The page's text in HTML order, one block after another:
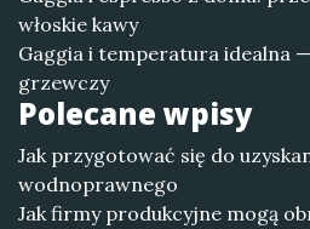
włoskie kawy
Gaggia i temperatura idealna
grzewczy
Polecane wpisy
Jak przygotować się do
wodnoprawnego
Jak firmy produkcyjne mogą